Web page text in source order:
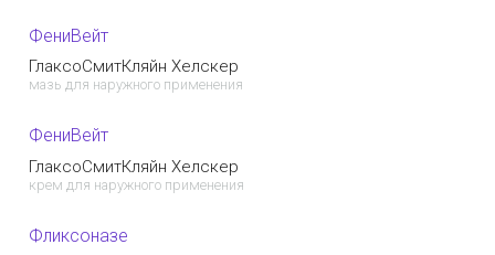
ФениВейт
ГлаксоСмитКляйн Хелскер
мазь для наружного применения
ФениВейт
ГлаксоСмитКляйн Хелскер
крем для наружного применения
Фликсоназе